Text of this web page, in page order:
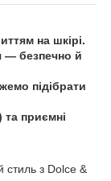
на шкірі.
— безпечно й
підібрати
приємні
стиль з Dolce &